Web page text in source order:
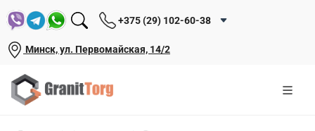
+375 (29) 102-60-38
Минск, ул. Первомайская, 14/2